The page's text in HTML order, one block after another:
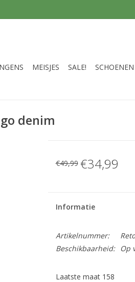
MEISJES SALE!
denim
€49,99 €34,99
Informatie
Artikelnummer:
Beschikbaarheid:
Op
Laatste maat 158